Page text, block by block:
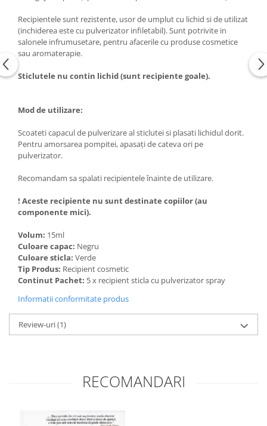
Recipientele sunt rezistente, usor de umplut cu lichid si de utilizat
(inchiderea este cu pulverizator infiletabil). Sunt potrivite in
salonele infrumusetare, pentru afacerile cu produse cosmetice
sau aromaterapie.
Sticlutele nu contin lichid (sunt recipiente goale).
Mod de utilizare:
Scoateti capacul de pulverizare al sticlutei si plasati lichidul dorit.
Pentru amorsarea pompitei, apasați de cateva ori pe
pulverizator.
Recomandam sa spalati recipientele înainte de utilizare.
! Aceste recipiente nu sunt destinate copiilor (au
componente mici).
Volum: 15ml
Culoare capac: Negru
Culoare sticla: Verde
Tip Produs: Recipient cosmetic
Continut Pachet: 5 x recipient sticla cu pulverizator spray
Informatii conformitate produs
Review-uri(1)
RECOMANDARI